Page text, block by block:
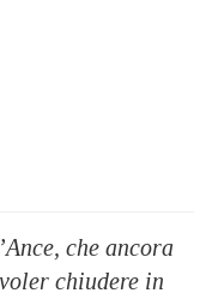
che ancora
chiudere in